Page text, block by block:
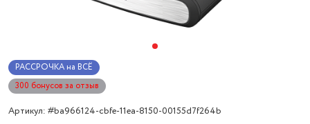
РАССРОЧКА на ВСЁ
300 бонусов за отзыв
Артикул: #ba966124-cbfe-11ea-8150-00155d7f264b